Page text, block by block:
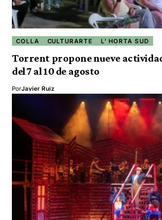
COLLA CULTURARTE L' HORTA SUD
Torrent propone nueve
del 7 al 10 de agosto
PorJavier Ruiz